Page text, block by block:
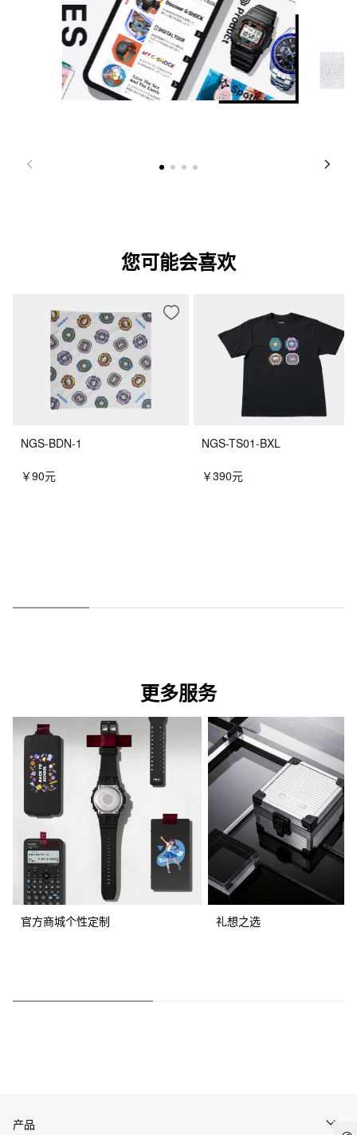
您可能会喜欢
NGS-BDN-1
￥90元
NGS-TS01-BXL
￥390元
更多服务
官方商城个性定制 礼想之选
产品